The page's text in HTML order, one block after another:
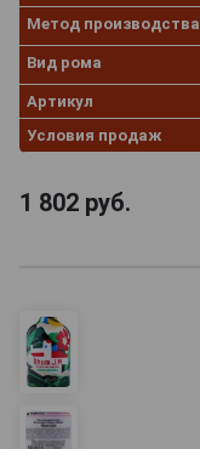
Метод производства
Вид рома
Артикул
Условия продаж
1 802 руб.